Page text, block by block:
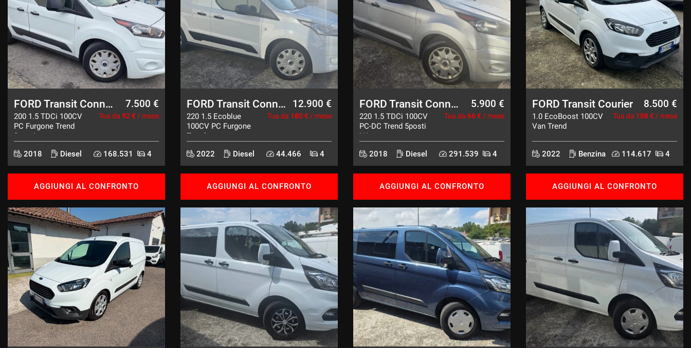
FORD Transit Connect
200 1.5 TDCi 100CV
PC Furgone Trend
3posti
7.500 €
Tua da 92 € / mese
2018 Diesel 168.531 4
AGGIUNGI AL CONFRONTO
FORD Transit Connect
220 1.5 Ecoblue
100CV PC Furgone
Trend
12.900 €
Tua da 180 € / mese
2022 Diesel 44.466 4
AGGIUNGI AL CONFRONTO
FORD Transit Connect
220 1.5 TDCi 100CV
PC-DC Trend 5posti
N1
5.900 €
Tua da 66 € / mese
2018 Diesel 291.539 4
AGGIUNGI AL CONFRONTO
FORD Transit Courier
1.0 EcoBoost 100CV
Van Trend
8.500 €
Tua da 108 € / mese
2022 Benzina 114.617 4
AGGIUNGI AL CONFRONTO